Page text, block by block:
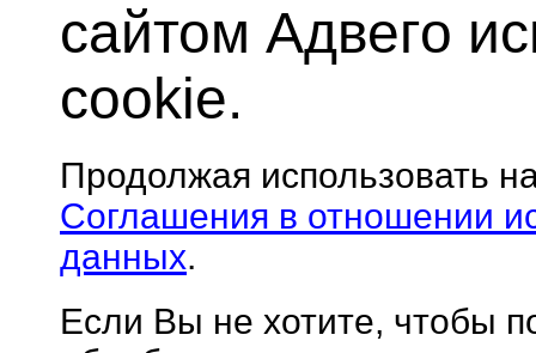
сайтом Адвего
cookie.
Продолжая использовать
Соглашения в отношении
данных.
Если Вы не хотите, чтобы